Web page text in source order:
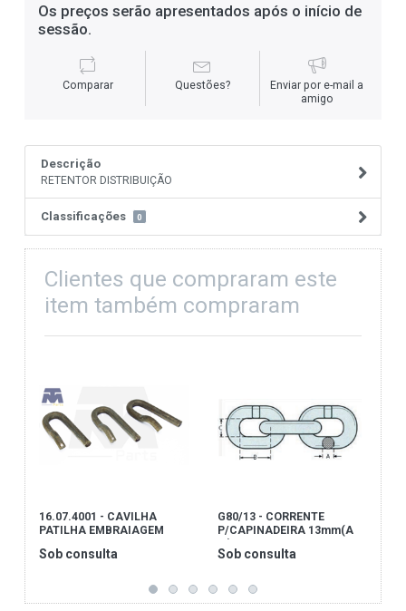
Os preços serão apresentados após o início de
sessão.
Comparar Questões?
Enviar por e-mail a
amigo
Descrição
RETENTOR DISTRIBUIÇÃO
Classificações 0
Clientes que compraram este
item também compraram
16.07.4001 - CAVILHA
PATILHA EMBRAIAGEM
Sob consulta
G80/13 - CORRENTE
P/CAPINADEIRA 13mm(A
Sob consulta